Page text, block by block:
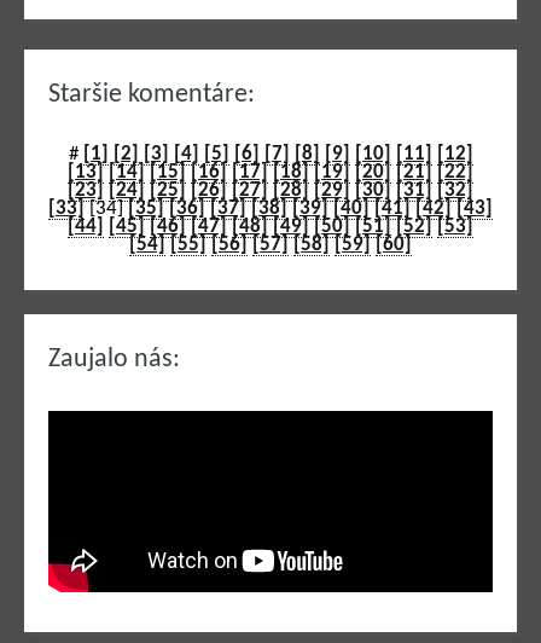
Zaujalo nás:
Staršie komentáre:
# [1] [2] [3] [4] [5] [6] [7] [8] [9] [10] [11]
[12]
[13] [14] [15] [16] [17] [18] [19] [20] [21] [22]
[23] [24] [25] [26] [27] [28] [29] [30] [31] [32]
[33][34][35] [36] [37] [38] [39] [40] [41] [42] [43]
[44]
[45] [46] [47] [48] [49] [50] [51] [52] [53]
[54] [55] [56] [57] [58] [59] [60]